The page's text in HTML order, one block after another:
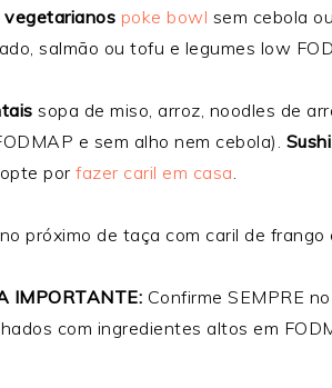
vegetarianos poke bowl sem cebola ou
salmão ou tofu e legumes low
sopa de miso, arroz, noodles de
e sem alho nem cebola). Sushi
por fazer caril em casa.
IMPORTANTE: Confirme SEMPRE
com ingredientes altos em